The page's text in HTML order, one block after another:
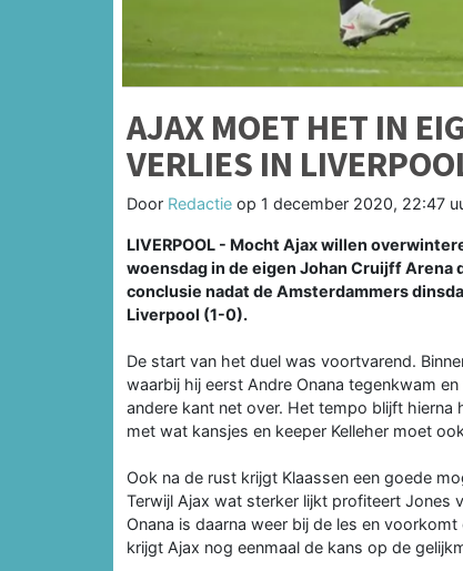
AJAX MOET HET IN
VERLIES IN
Door Redactie op 1 december 2020, 22:47
LIVERPOOL - Mocht Ajax willen
woensdag in de eigen Johan Cruijff Arena
conclusie nadat de Amsterdammers
Liverpool (1-0).
De start van het duel was voortvarend.
waarbij hij eerst Andre Onana tegenkwam
andere kant net over. Het tempo blijft hierna
met wat kansjes en keeper Kelleher moet
Ook na de rust krijgt Klaassen een goede
Terwijl Ajax wat sterker lijkt profiteert Jones
Onana is daarna weer bij de les en
krijgt Ajax nog eenmaal de kans op de